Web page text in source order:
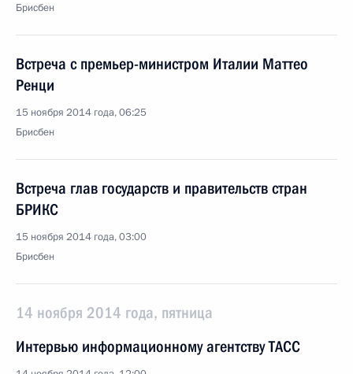
Брисбен
Встреча с премьер-министром Италии Маттео
Ренци
15 ноября 2014 года, 06:25
Брисбен
Встреча глав государств и правительств стран
БРИКС
15 ноября 2014 года, 03:00
Брисбен
14 ноября 2014 года, пятница
Интервью информационному агентству ТАСС